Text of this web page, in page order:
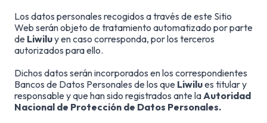
Los datos personales recogidos a través de este Sitio
Web serán objeto de tratamiento automatizado por parte
de Liwiluy en caso corresponda, por los terceros
autorizados para ello.
Dichos datos serán incorporados en los correspondientes
Bancos de Datos Personales de los que Liwilues titular y
responsable y que han sido registrados ante laAutoridad
Nacional de Protección de Datos Personales.